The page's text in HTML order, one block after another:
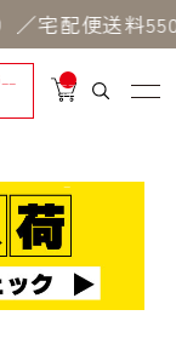
配便送料550
__
IT
_